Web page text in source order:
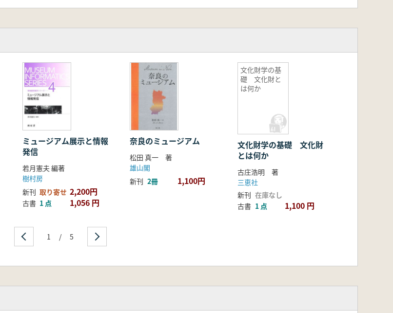
ミュージアム展示と情報
発信
若月憲夫 編著
樹村房
新刊 取り寄せ 2,200円
古書 1 点 1,056 円
奈良のミュージアム
松田 真一 著
雄山閣
新刊 2冊 1,100円
文化財学の基
礎 文化財と
は何か
文化財学の基礎 文化財
とは何か
古庄浩明 著
三恵社
新刊 在庫なし
古書 1 点 1,100 円
1 / 5